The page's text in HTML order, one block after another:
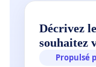
Décrivez
souhaitez
Propulsé